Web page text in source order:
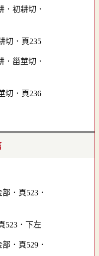
切．頁235
切．頁236
523．下左